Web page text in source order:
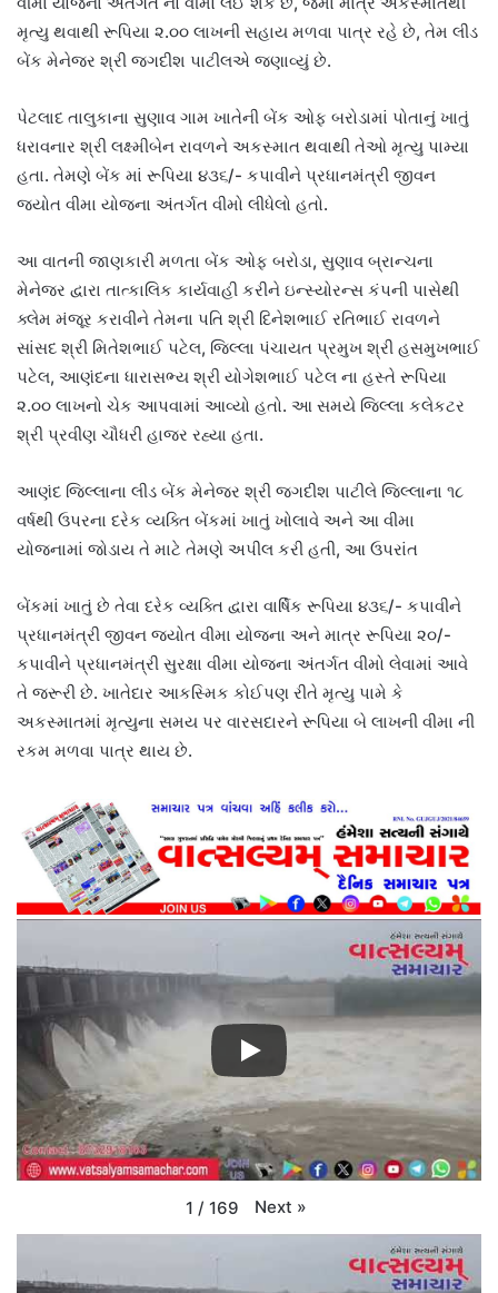
મૃત્યુ થવાથી રૂપિયા ૨.૦૦ લાખની સહાય મળવા પાત્ર રહે છે, તેમ લીડ
બેંક મેનેજર શ્રી જગદીશ પાટીલએ જણાવ્યું છે.
પેટલાદ તાલુકાના સુણાવ ગામ ખાતેની બેંક ઓફ બરોડામાં પોતાનું ખાતું
ધરાવનાર શ્રી લક્ષ્મીબેન રાવળને અકસ્માત થવાથી તેઓ મૃત્યુ પામ્યા
હતા. તેમણે બેંક માં રૂપિયા ૪૩૬/- કપાવીને પ્રધાનમંત્રી જીવન
જ્યોત વીમા યોજના અંતર્ગત વીમો લીધેલો હતો.
આ વાતની જાણકારી મળતા બેંક ઓફ બરોડા, સુણાવ બ્રાન્ચના
મેનેજર દ્વારા તાત્કાલિક કાર્યવાહી કરીને ઇન્સ્યોરન્સ કંપની પાસેથી
ક્લેમ મંજૂર કરાવીને તેમના પતિ શ્રી દિનેશભાઈ રતિભાઈ રાવળને
સાંસદ શ્રી મિતેશભાઈ પટેલ, જિલ્લા પંચાયત પ્રમુખ શ્રી હસમુખભાઈ
પટેલ, આણંદના ધારાસભ્ય શ્રી યોગેશભાઈ પટેલ ના હસ્તે રૂપિયા
૨.૦૦ લાખનો ચેક આપવામાં આવ્યો હતો. આ સમયે જિલ્લા કલેકટર
શ્રી પ્રવીણ ચૌધરી હાજર રહ્યા હતા.
આણંદ જિલ્લાના લીડ બેંક મેનેજર શ્રી જગદીશ પાટીલે જિલ્લાના ૧૮
વર્ષથી ઉપરના દરેક વ્યક્તિ બેંકમાં ખાતું ખોલાવે અને આ વીમા
યોજનામાં જોડાય તે માટે તેમણે અપીલ કરી હતી, આ ઉપરાંત
બેંકમાં ખાતું છે તેવા દરેક વ્યક્તિ દ્વારા વાર્ષિક રૂપિયા ૪૩૬/- કપાવીને
પ્રધાનમંત્રી જીવન જ્યોત વીમા યોજના અને માત્ર રૂપિયા ૨૦/-
કપાવીને પ્રધાનમંત્રી સુરક્ષા વીમા યોજના અંતર્ગત વીમો લેવામાં આવે
તે જરૂરી છે. ખાતેદાર આકસ્મિક કોઈપણ રીતે મૃત્યુ પામે કે
અકસ્માતમાં મૃત્યુના સમય પર વારસદારને રૂપિયા બે લાખની વીમા ની
રકમ મળવા પાત્ર થાય છે.
1 / 169 Next »